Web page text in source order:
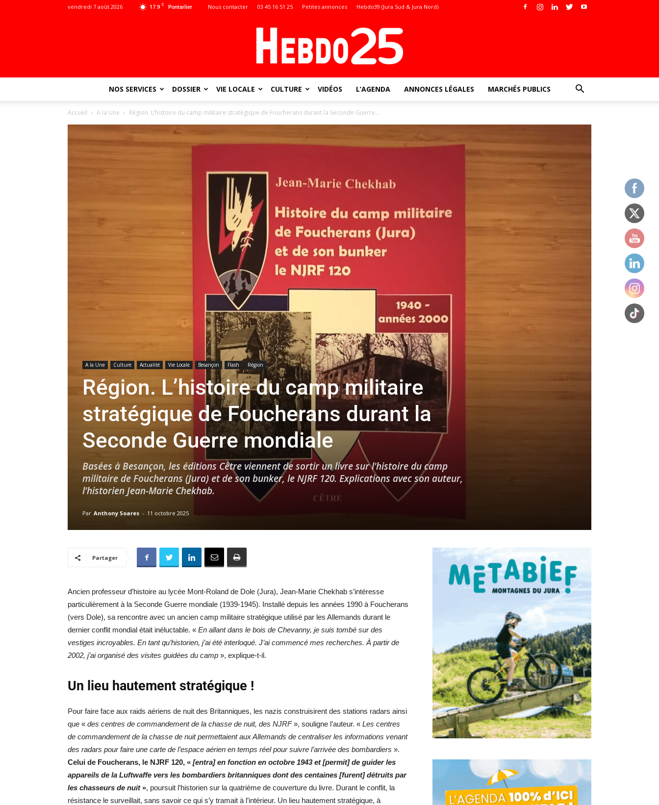
17.9 C Pontarlier
vendredi 7 août 2026 Nous contacter 03 45 16 51 25 Petites annonces Hebdo39 (Jura Sud & Jura Nord)
l'info
locale
–
Hebdo25
NOS SERVICES DOSSIER VIE LOCALE CULTURE VIDÉOS L’AGENDA ANNONCES LÉGALES MARCHÉS PUBLICS
Accueil A la Une Région. L’histoire du camp militaire stratégique de Foucherans durant la Seconde Guerre...
A la Une Culture Actualité Vie Locale Besançon Flash Région
Région. L’histoire du camp militaire
stratégique de Foucherans durant la
Seconde Guerre mondiale
Basées à Besançon, les éditions Cêtre viennent de sortir un livre sur l'histoire du camp
militaire de Foucherans (Jura) et de son bunker, le NJRF 120. Explications avec son auteur,
l’historien Jean-Marie Chekhab.
Par Anthony Soares - 11 octobre 2025
Partager
Ancien professeur d’histoire au lycée Mont-Roland de Dole (Jura), Jean-Marie Chekhab s’intéresse
particulièrement à la Seconde Guerre mondiale (1939-1945). Installé depuis les années 1990 à Foucherans
(vers Dole), sa rencontre avec un ancien camp militaire stratégique utilisé par les Allemands durant le
dernier conflit mondial était inéluctable. « En allant dans le bois de Chevanny, je suis tombé sur des
vestiges incroyables. En tant qu’historien, j’ai été interloqué. J’ai commencé mes recherches. À partir de
2002, j’ai organisé des visites guidées du camp », explique-t-il.
Un lieu hautement stratégique !
Pour faire face aux raids aériens de nuit des Britanniques, les nazis construisirent des stations radars ainsi
que « des centres de commandement de la chasse de nuit, des NJRF», souligne l’auteur. « Les centres
de commandement de la chasse de nuit permettaient aux Allemands de centraliser les informations venant
des radars pour faire une carte de l’espace aérien en temps réel pour suivre l’arrivée des bombardiers ».
Celui de Foucherans, le NJRF 120, « [entra] en fonction en octobre 1943 et [permit] de guider les
appareils de la Luftwaffe vers les bombardiers britanniques dont des centaines [furent] détruits par
les chasseurs de nuit», poursuit l’historien sur la quatrième de couverture du livre. Durant le conflit, la
résistance le surveillait, sans savoir ce qui s’y tramait à l’intérieur. Un lieu hautement stratégique, à